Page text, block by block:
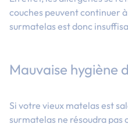
couches peuvent continuer
surmatelas est donc
Mauvaise hygiène
Si votre vieux matelas est
surmatelas ne résoudra pas